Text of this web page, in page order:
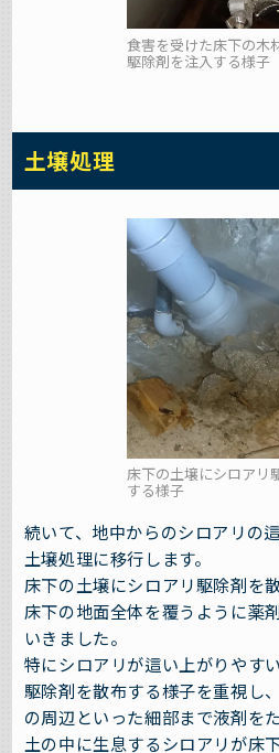
食害を受けた床下の木
駆除剤を注入する様子
土壌処理
床下の土壌にシロアリ
する様子
続いて、地中からのシロアリの
土壌処理に移行します。
床下の土壌にシロアリ駆除剤を
床下の地面全体を覆うように薬
いきました。
特にシロアリが這い上がりやす
駆除剤を散布する様子を重視し
の周辺といった細部まで液剤を
土の中に生息するシロアリが床